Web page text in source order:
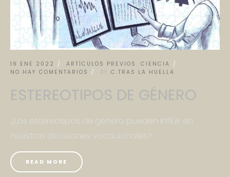
19 ENE 2022 ARTÍCULOS PREVIOS
CIENCIA
NO HAY COMENTARIOS
BY C.TRAS LA HUELLA
ESTEREOTIPOS DE GÉNERO
¿Los estereotipos de género pueden influir en
nuestras decisiones vocacionales?
READ MORE